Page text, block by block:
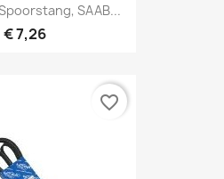
SAAB...
€ 7,26
favorite_border